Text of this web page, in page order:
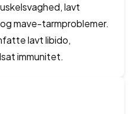
lavt
mave-tarmproblemer.
lavt libido,
immunitet.